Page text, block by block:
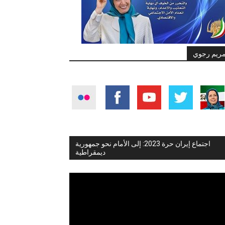
رجوي
اجتماع إيران حرة 2023: إلى الأمام نحو جمهورية
ديمقراطية